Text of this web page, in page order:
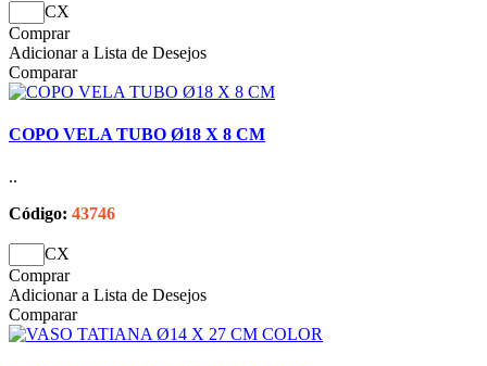
CX
Comprar
Adicionar a Lista de Desejos
Comparar
COPO VELA TUBO Ø18 X 8 CM
..
Código: 43746
CX
Comprar
Adicionar a Lista de Desejos
Comparar